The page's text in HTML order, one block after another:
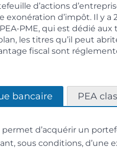
d’actions
exonération d’impôt. Il y a
PME, qui est dédié aux
les titres qu’il peut
fiscal sont
bancaire PEA
permet d’acquérir un
sous conditions, d’une